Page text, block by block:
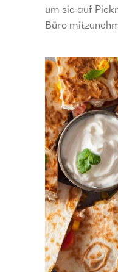
um sie auf
Büro